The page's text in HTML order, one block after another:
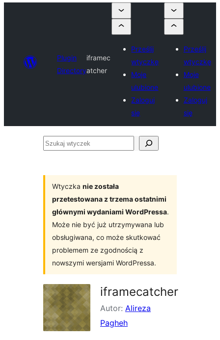
Plugin
Directory
iframec
atcher
Prześlij
wtyczkę
Moje
ulubione
Zaloguj
się
Prześlij
wtyczkę
Moje
ulubione
Zaloguj
się
Szukaj
Wtyczka nie została
przetestowana z trzema ostatnimi
głównymi wydaniami WordPressa.
Może nie być już utrzymywana lub
obsługiwana, co może skutkować
problemem ze zgodnością z
nowszymi wersjami WordPressa.
iframecatcher
Autor: Alireza
Pagheh